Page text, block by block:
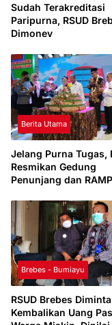
Sudah Terakreditasi
Paripurna, RSUD
Dimonev
Berita Utama
Jelang Purna Tugas,
Resmikan Gedung
Penunjang dan
Brebes - Bumiayu
RSUD Brebes Diminta
Kembalikan Uang